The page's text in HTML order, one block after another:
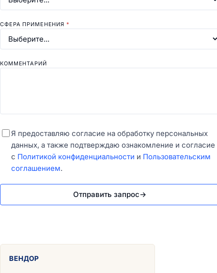
СФЕРА ПРИМЕНЕНИЯ *
КОММЕНТАРИЙ
Я предоставляю согласие на обработку персональных
данных, а также подтверждаю ознакомление и согласие
с Политикой конфиденциальности и Пользовательским
соглашением.
Отправить запрос→
ВЕНДОР